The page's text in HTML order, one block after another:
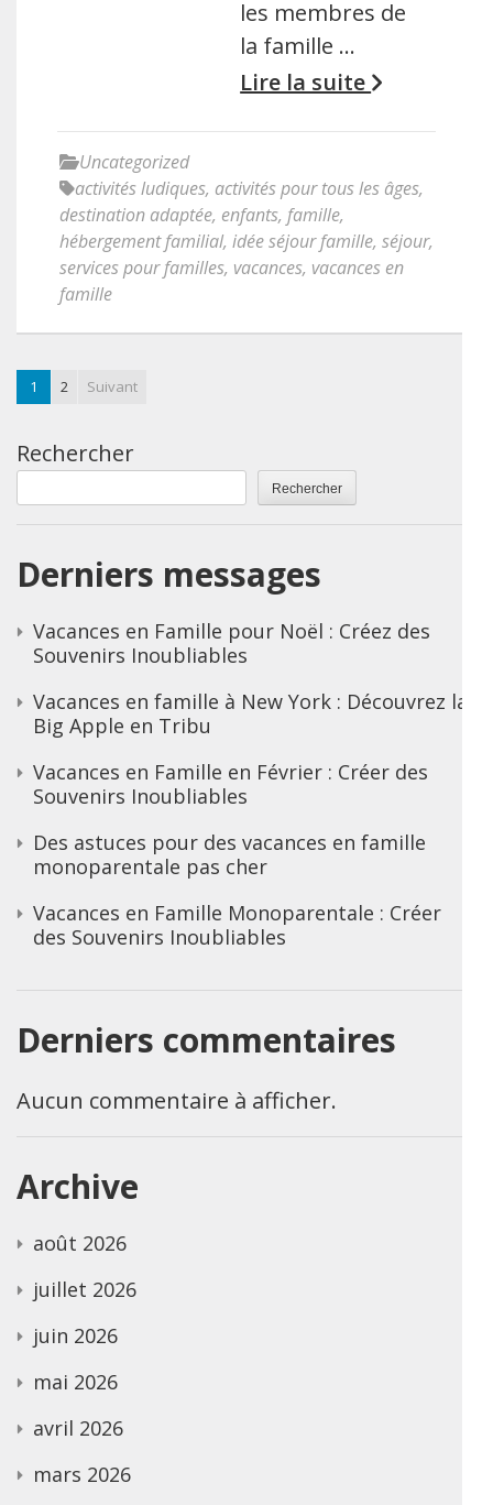
les membres de
la famille …
Lire la suite
Uncategorized
activités ludiques, activités pour tous les âges,
destination adaptée, enfants, famille,
hébergement familial, idée séjour famille, séjour,
services pour familles, vacances, vacances en
famille
1 2 Suivant
Rechercher
Rechercher
Derniers messages
Vacances en Famille pour Noël : Créez des
Souvenirs Inoubliables
Vacances en famille à New York : Découvrez la
Big Apple en Tribu
Vacances en Famille en Février : Créer des
Souvenirs Inoubliables
Des astuces pour des vacances en famille
monoparentale pas cher
Vacances en Famille Monoparentale : Créer
des Souvenirs Inoubliables
Derniers commentaires
Aucun commentaire à afficher.
Archive
août 2026
juillet 2026
juin 2026
mai 2026
avril 2026
mars 2026